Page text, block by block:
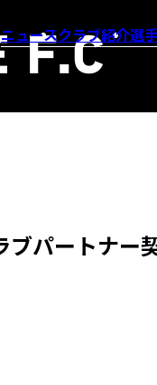
ニュースクラブ紹介選
ブパートナー